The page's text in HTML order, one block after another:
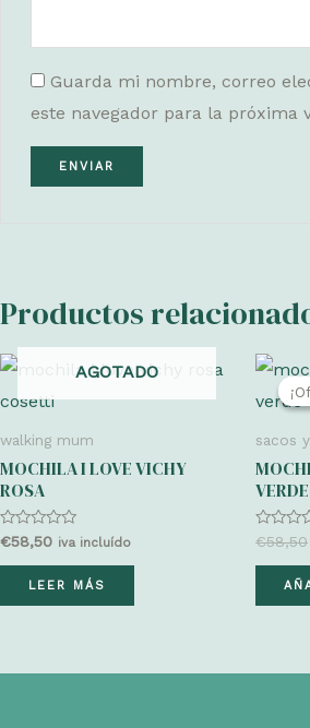
Guarda mi nombre, correo
este navegador para la próxima
Productos
AGOTADO
walking mum
MOCHILA I LOVE VICHY
ROSA
Valorado
0
€58,50 iva incluído
LEER MÁS
sacos
VERDE
Valorado
0
€58,50